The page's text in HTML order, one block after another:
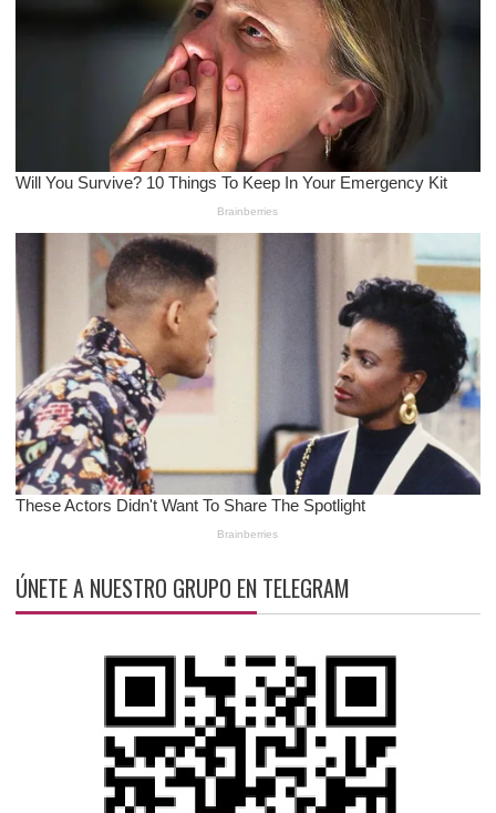
ÚNETE A NUESTRO GRUPO EN TELEGRAM